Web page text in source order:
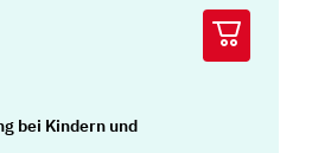
bei Kindern und